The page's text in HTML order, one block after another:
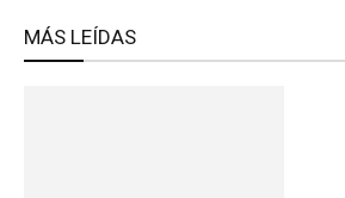
MÁS LEÍDAS